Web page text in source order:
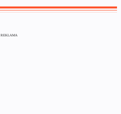
REKLAMA